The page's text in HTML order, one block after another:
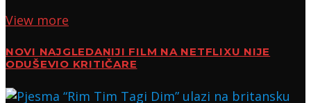
View more
NOVI NAJGLEDANIJI FILM NA NETFLIXU NIJE
ODUŠEVIO KRITIČARE